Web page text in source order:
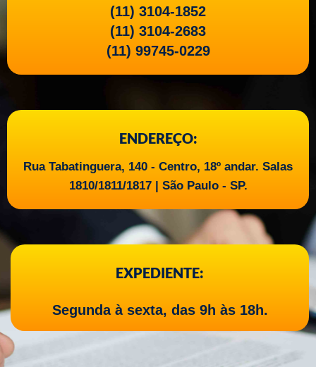
(11) 3104-1852
(11) 3104-2683
(11) 99745-0229
ENDEREÇO:
Rua Tabatinguera, 140 - Centro, 18º andar. Salas
1810/1811/1817 | São Paulo - SP.
EXPEDIENTE:
Segunda à sexta, das 9h às 18h.